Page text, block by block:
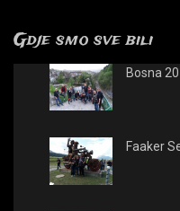
Gdje smo sve bili
Bosna
Faaker